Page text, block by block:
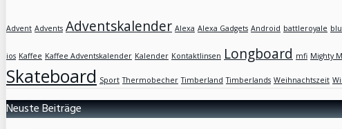
Advent Advents Adventskalender Alexa Alexa Gadgets Android battleroyale
ios Kaffee Kaffee Adventskalender Kalender Kontaktlinsen Longboard mfi Mighty
Skateboard Sport Thermobecher Timberland Timberlands Weihnachtszeit
Neuste Beiträge